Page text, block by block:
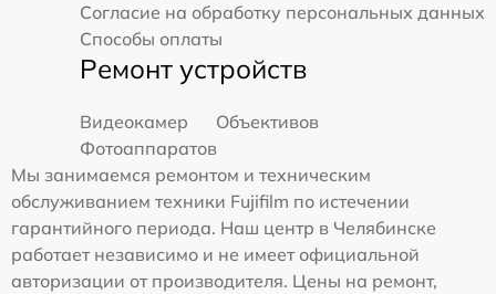
Согласие на обработку персональных данных
Способы оплаты
Ремонт устройств
Видеокамер
Объективов
Фотоаппаратов
Мы занимаемся ремонтом и техническим
обслуживанием техники Fujifilm по истечении
гарантийного периода. Наш центр в Челябинске
работает независимо и не имеет официальной
авторизации от производителя. Цены на ремонт,